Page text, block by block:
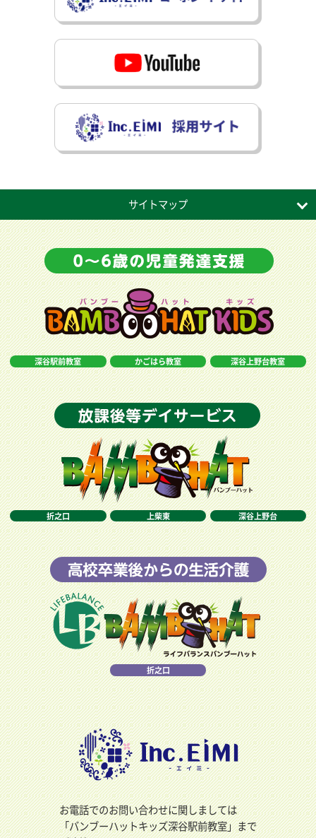
サイトマップ
深谷駅前教室 かごはら教室 深谷上野台教室
折之口 上柴東 深谷上野台
折之口
お電話でのお問い合わせに関しましては
「バンブーハットキッズ深谷駅前教室」まで